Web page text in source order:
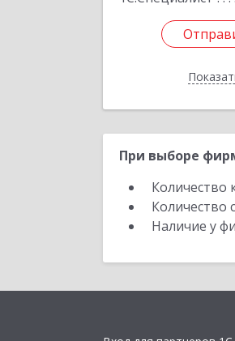
При выборе
Количество
Количество
Наличие у